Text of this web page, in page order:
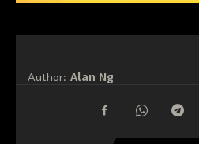
Author: Alan Ng